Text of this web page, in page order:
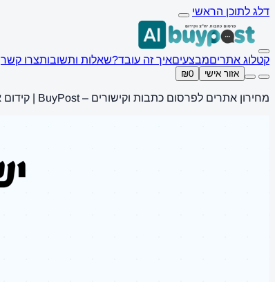
דלג לתוכן הראשי
קטלוג אתריםמבצעיםאיך זה עובד?שאלות ותשובותצרו קשר
אזור אישי ₪0
מחירון אתרים לפרסום כתבות וקישורים – BuyPost | קידום אתרים SEO